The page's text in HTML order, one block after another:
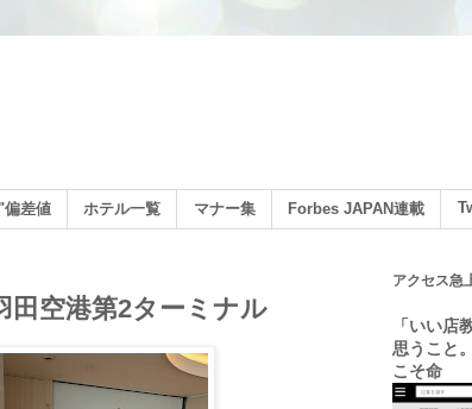
偏差値 ホテル一覧 マナー集 Forbes JAPAN連載
田空港第2ターミナル
アクセス急
「いい店
思うこと
こそ命